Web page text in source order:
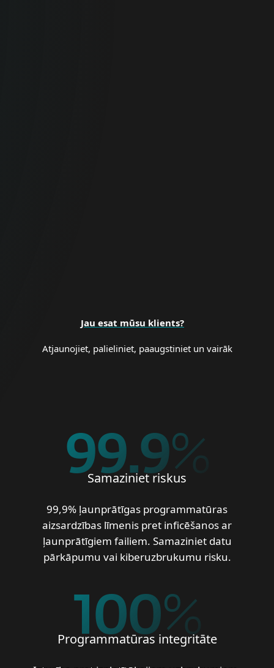
Jau esat mūsu klients?
Atjaunojiet, palieliniet, paaugstiniet un vairāk
99.9%
Samaziniet riskus
99,9% ļaunprātīgas programmatūras
aizsardzības līmenis pret inficēšanos ar
ļaunprātīgiem failiem. Samaziniet datu
pārkāpumu vai kiberuzbrukumu risku.
100%
Programmatūras integritāte